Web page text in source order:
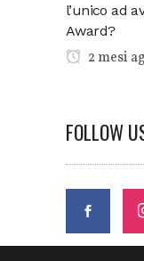
l’unico ad
Award?
2 mesi
FOLLOW